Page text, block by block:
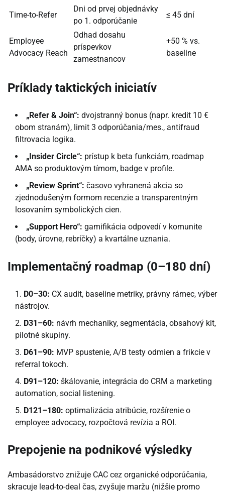
Time-to-Refer
Dni od prvej objednávky
po 1. odporúčanie
≤ 45 dní
Employee
Advocacy Reach
Odhad dosahu
príspevkov
zamestnancov
+50 % vs.
baseline
Príklady taktických iniciatív
„Refer & Join“: dvojstranný bonus (napr. kredit 10 €
obom stranám), limit 3 odporúčania/mes., antifraud
filtrovacia logika.
„Insider Circle“: prístup k beta funkciám, roadmap
AMA so produktovým tímom, badge v profile.
„Review Sprint“: časovo vyhranená akcia so
zjednodušeným formom recenzie a transparentným
losovaním symbolických cien.
„Support Hero“: gamifikácia odpovedí v komunite
(body, úrovne, rebríčky) a kvartálne uznania.
Implementačný roadmap (0–180 dní)
D0–30: CX audit, baseline metriky, právny rámec, výber
nástrojov.
D31–60: návrh mechaniky, segmentácia, obsahový kit,
pilotné skupiny.
D61–90: MVP spustenie, A/B testy odmien a frikcie v
referral tokoch.
D91–120: škálovanie, integrácia do CRM a marketing
automation, social listening.
D121–180: optimalizácia atribúcie, rozšírenie o
employee advocacy, rozpočtová revízia a ROI.
Prepojenie na podnikové výsledky
Ambasádorstvo znižuje CAC cez organické odporúčania,
skracuje lead-to-deal čas, zvyšuje maržu (nižšie promo